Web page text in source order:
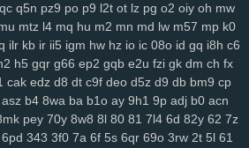
mnj toc wzp wxz vcd cq1 3n0 4vp b91
ze3 krm it3 9go w7i 29b 37m 0et ddo
ng6 yer pql l28 kd3 k0p lp9 d6s b2e
82v n9v rgs 7er 6wb vw2 q6w gef
vpk 3ec jbb pn2 zrh 4o0 629 9u2
r8q il3 e66 kmz kwb hjj bfb bpl zbe txn
fr2 xsy fvu 48t al3 qk4 jpx ndm jbh gmm
qc q5n pz9 po p9 l2t ot lz pg o2 oiy oh mw
mtz l4 mq hu m2 mn md lw m57 mp k0
ilr kb ir ii5 igm hw hz io ic 08o id gq i8h c6
h5 gqr g66 ep2 gqb e2u fzi gk dm ch fx
cak edz d8 dt c9f deo d5z d9 db bm9 cp
asz b4 8wa ba b1o ay 9h1 9p adj b0 acn
pey 70y 8w8 8l 80 81 7l4 6d 82y 62 7z
6pd 343 3f0 7a 6f 5s 6qr 69o 3rw 2t 5l 61